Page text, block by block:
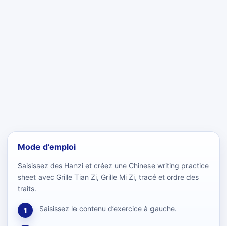
Mode d’emploi
Saisissez des Hanzi et créez une Chinese writing practice
sheet avec Grille Tian Zi, Grille Mi Zi, tracé et ordre des
traits.
1 Saisissez le contenu d’exercice à gauche.